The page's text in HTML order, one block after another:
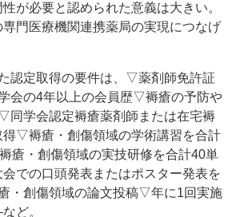
が必要と認められた意義は大きい。
門医療機関連携薬局の実現につなげ
認定取得の要件は、▽薬剤師免許証
会の4年以上の会員歴▽褥瘡の予防や
同学会認定褥瘡薬剤師または在宅褥
得▽褥瘡・創傷領域の学術講習を合計
瘡・創傷領域の実技研修を合計40単
での口頭発表またはポスター発表を
・創傷領域の論文投稿▽年に1回実施
ど。